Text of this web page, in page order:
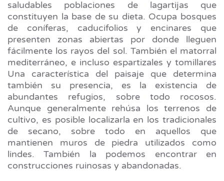
saludables poblaciones de lagartijas que
constituyen la base de su dieta. Ocupa bosques
de coníferas, caducifolios y encinares que
presenten zonas abiertas por donde lleguen
fácilmente los rayos del sol. También el matorral
mediterráneo, e incluso espartizales y tomillares
Una característica del paisaje que determina
también su presencia, es la existencia de
abundantes refugios, sobre todo rocosos.
Aunque generalmente rehúsa los terrenos de
cultivo, es posible localizarla en los tradicionales
de secano, sobre todo en aquellos que
mantienen muros de piedra utilizados como
lindes. También la podemos encontrar en
construcciones ruinosas y abandonadas.